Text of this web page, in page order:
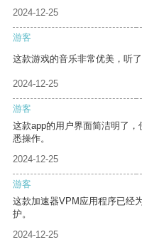
2024-12-25
游客
这款游戏的音乐非常优美，听了
2024-12-25
游客
这款app的用户界面简洁明了
悉操作。
2024-12-25
游客
这款加速器VPM应用程序已经
护。
2024-12-25